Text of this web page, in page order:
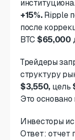
+15%.Ripple
после
BTC $65,000
Трейдеры
структуру
$3,550, цель
Это
Инвесторы
Ответ: отчет